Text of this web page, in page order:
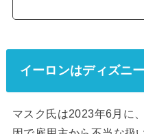
イーロンはディズニ
マスク氏は2023年6月に